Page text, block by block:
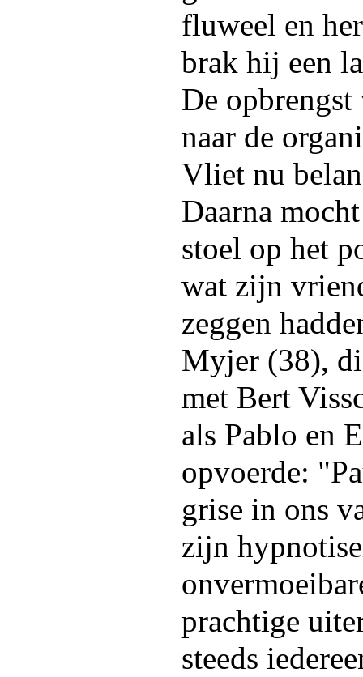
fluweel en
brak hij een
De opbrengst
naar de
Vliet nu
Daarna
stoel op het
wat zijn
zeggen
Myjer (38),
met Bert
als Pablo en
opvoerde:
grise in ons
zijn
prachtige
steeds